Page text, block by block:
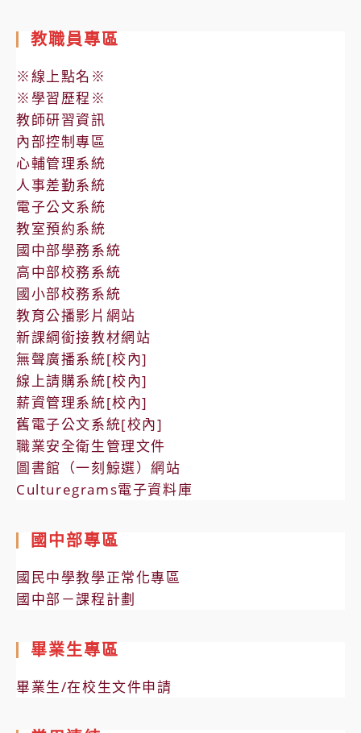
教職員專區
※線上點名※
※學習歷程※
教師研習資訊
內部控制專區
心輔管理系統
人事差勤系統
電子公文系統
教室預約系統
國中部學務系統
高中部校務系統
國小部校務系統
教育公播影片網站
新課綱銜接教材網站
無聲廣播系統[校內]
線上請購系統[校內]
薪資管理系統[校內]
舊電子公文系統[校內]
職業安全衛生管理文件
圖書館（一刻鯨選）網站
Culturegrams電子資料庫
國中部專區
國民中學教學正常化專區
國中部－課程計劃
畢業生專區
畢業生/在校生文件申請